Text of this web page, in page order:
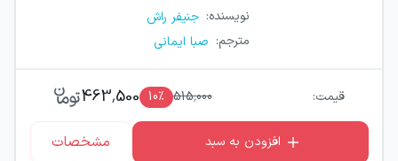
نویسنده: جنیفر راش
مترجم: صبا ایمانی
قیمت: 515,000
10٪ 463,500
افزودن به سبد مشخصات